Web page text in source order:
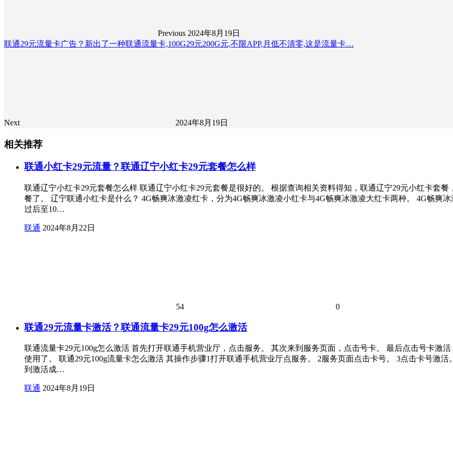
Previous 2024年8月19日
联通29元流量卡广告？新出了一种联通流量卡,100G29元200G元,不限APP,月低不清零,这是流量卡…
Next 2024年8月19日
相关推荐
联通小红卡29元流量？联通辽宁小红卡29元套餐怎么样
联通辽宁小红卡29元套餐怎么样 联通辽宁小红卡29元套餐是很好的。 根据查询相关资料得知，联通辽宁29元小红卡套
餐了。 辽宁联通小红卡是什么？ 4G畅爽冰激凌红卡，分为4G畅爽冰激凌小红卡与4G畅爽冰激凌大红卡两种。 4G畅爽
过后至10…
联通 2024年8月22日
54 0
联通29元流量卡激活？联通流量卡29元100g怎么激活
联通流量卡29元100g怎么激活 首先打开联通手机营业厅，点击服务。 其次来到服务页面，点击号卡。 最后点击号卡激
使用了。 联通29元100g流量卡怎么激活 其操作步骤1打开联通手机营业厅点服务。 2服务页面点击卡号。 3点击卡号激
到激活成…
联通 2024年8月19日